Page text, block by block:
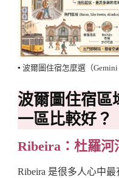
▪️ 波爾圖住宿怎麼選（Gemini
波爾圖住宿區
一區比較好？
Ribeira：杜羅河
Ribeira 是很多人心中